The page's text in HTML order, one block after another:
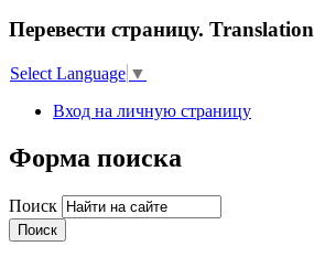
Перевести страницу. Translation
Select Language ▼
Вход на личную страницу
Форма поиска
Поиск